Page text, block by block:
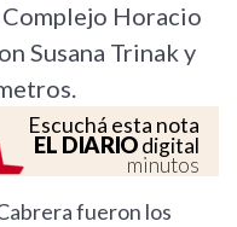
Horacio
Susana Trinak y
Escuchá esta nota
EL DIARIOdigital
minutos
fueron los